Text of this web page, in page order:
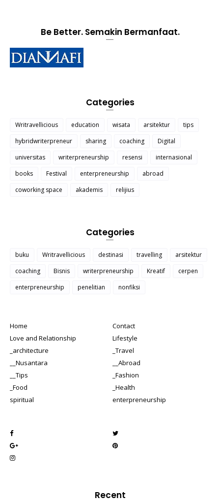
Be Better. Semakin Bermanfaat.
Categories
Writravellicious education wisata arsitektur
tips
hybridwriterpreneur
sharing coaching
Digital
universitas
writerpreneurship resensi
internasional
books
Festival enterpreneurship
abroad
coworking space
akademis relijius
Categories
buku Writravellicious destinasi travelling
arsitektur
coaching
Bisnis writerpreneurship Kreatif
cerpen
enterpreneurship
penelitian nonfiksi
Home
Contact
Love and Relationship
Lifestyle
_architecture
_Travel
__Nusantara
__Abroad
__Tips
_Fashion
_Food
_Health
spiritual
enterpreneurship
Recent